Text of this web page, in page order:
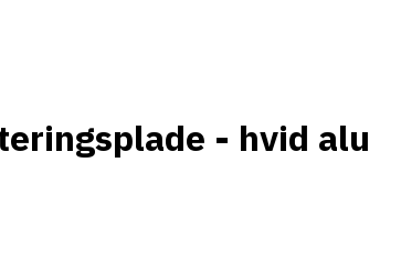
- hvid alu